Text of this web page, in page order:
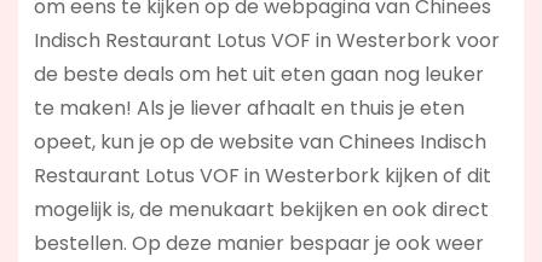
om eens te kijken op de webpagina van Chinees
Indisch Restaurant Lotus VOF in Westerbork voor
de beste deals om het uit eten gaan nog leuker
te maken! Als je liever afhaalt en thuis je eten
opeet, kun je op de website van Chinees Indisch
Restaurant Lotus VOF in Westerbork kijken of dit
mogelijk is, de menukaart bekijken en ook direct
bestellen. Op deze manier bespaar je ook weer